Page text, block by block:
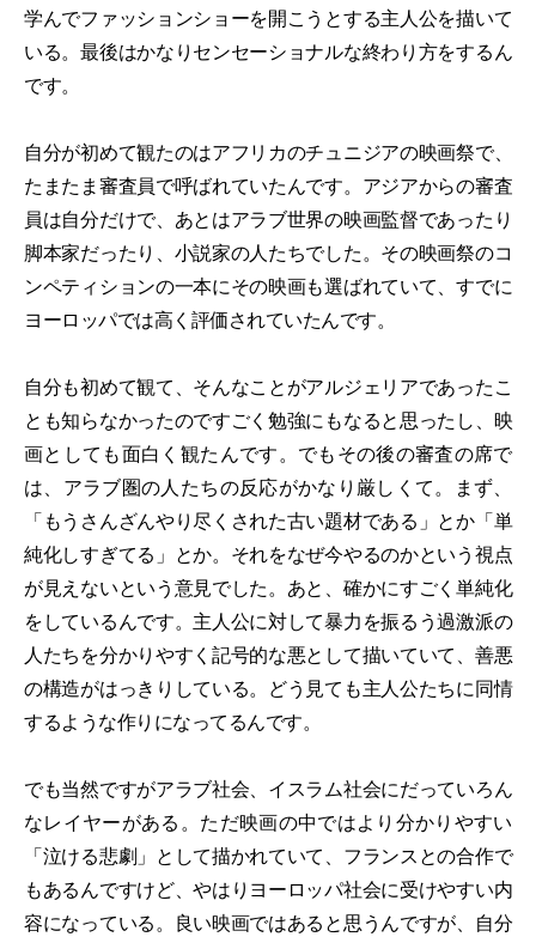
学んでファッションショーを開こうとする主人公を描いて
いる。最後はかなりセンセーショナルな終わり方をするん
です。
自分が初めて観たのはアフリカのチュニジアの映画祭で、
たまたま審査員で呼ばれていたんです。アジアからの審査
員は自分だけで、あとはアラブ世界の映画監督であったり
脚本家だったり、小説家の人たちでした。その映画祭のコ
ンペティションの一本にその映画も選ばれていて、すでに
ヨーロッパでは高く評価されていたんです。
自分も初めて観て、そんなことがアルジェリアであったこ
とも知らなかったのですごく勉強にもなると思ったし、映
画としても面白く観たんです。でもその後の審査の席で
は、アラブ圏の人たちの反応がかなり厳しくて。まず、
「もうさんざんやり尽くされた古い題材である」とか「単
純化しすぎてる」とか。それをなぜ今やるのかという視点
が見えないという意見でした。あと、確かにすごく単純化
をしているんです。主人公に対して暴力を振るう過激派の
人たちを分かりやすく記号的な悪として描いていて、善悪
の構造がはっきりしている。どう見ても主人公たちに同情
するような作りになってるんです。
でも当然ですがアラブ社会、イスラム社会にだっていろん
なレイヤーがある。ただ映画の中ではより分かりやすい
「泣ける悲劇」として描かれていて、フランスとの合作で
もあるんですけど、やはりヨーロッパ社会に受けやすい内
容になっている。良い映画ではあると思うんですが、自分